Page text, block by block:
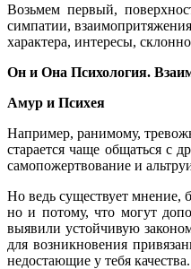
Возьмем первый,
симпатии,
характера, интересы,
Он и Она Психология.
Амур и Психея
Например, ранимому,
старается чаще общаться с
самопожертвование и
Но ведь существует мнение,
но и потому, что могут
выявили устойчивую
для возникновения
недостающие у тебя качества.